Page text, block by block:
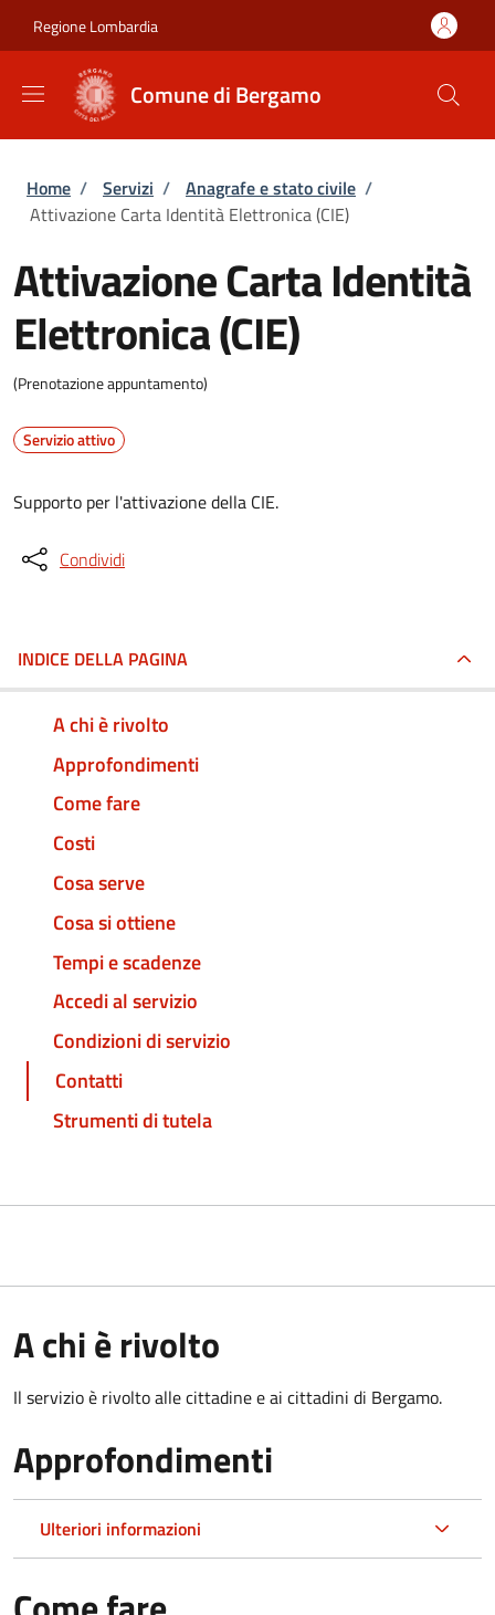
Regione Lombardia
Comune di Bergamo
Briciole di pane
Home / Servizi / Anagrafe e stato civile /
Attivazione Carta Identità Elettronica (CIE)
Attivazione Carta Identità
Elettronica (CIE)
(Prenotazione appuntamento)
Servizio attivo
Supporto per l'attivazione della CIE.
Condividi
INDICE DELLA PAGINA
A chi è rivolto
Approfondimenti
Come fare
Costi
Cosa serve
Cosa si ottiene
Tempi e scadenze
Accedi al servizio
Condizioni di servizio
Contatti
Strumenti di tutela
A chi è rivolto
Il servizio è rivolto alle cittadine e ai cittadini di Bergamo.
Approfondimenti
Ulteriori informazioni